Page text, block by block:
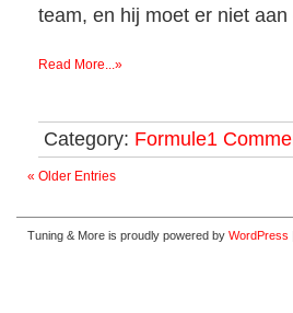
team, en hij moet er niet
Read More...»
Category: Formule1
« Older Entries
Tuning & More is proudly powered by WordPress